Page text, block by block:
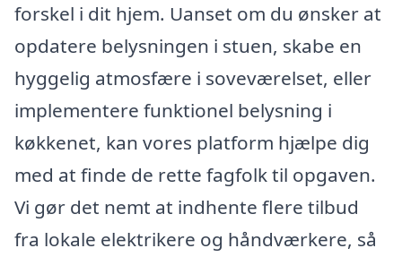
forskel i dit hjem. Uanset om du ønsker at
opdatere belysningen i stuen, skabe en
hyggelig atmosfære i soveværelset, eller
implementere funktionel belysning i
køkkenet, kan vores platform hjælpe dig
med at finde de rette fagfolk til opgaven.
Vi gør det nemt at indhente flere tilbud
fra lokale elektrikere og håndværkere, så